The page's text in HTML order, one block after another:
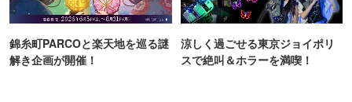
錦糸町PARCOと楽天地を巡る謎
解き企画が開催！
涼しく過ごせる東京ジョイポリ
スで絶叫＆ホラーを満喫！